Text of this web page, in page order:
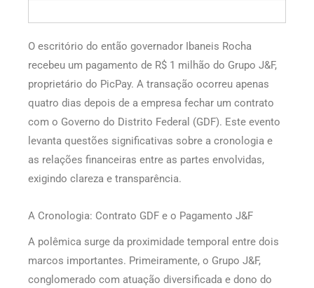
O escritório do então governador Ibaneis Rocha
recebeu um pagamento de R$ 1 milhão do Grupo J&F,
proprietário do PicPay. A transação ocorreu apenas
quatro dias depois de a empresa fechar um contrato
com o Governo do Distrito Federal (GDF). Este evento
levanta questões significativas sobre a cronologia e
as relações financeiras entre as partes envolvidas,
exigindo clareza e transparência.
A Cronologia: Contrato GDF e o Pagamento J&F
A polêmica surge da proximidade temporal entre dois
marcos importantes. Primeiramente, o Grupo J&F,
conglomerado com atuação diversificada e dono do